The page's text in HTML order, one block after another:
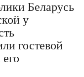
Беларусь
у
гостевой